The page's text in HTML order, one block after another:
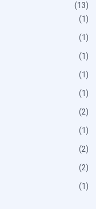
13
1
1
1
1
1
2
1
2
2
1